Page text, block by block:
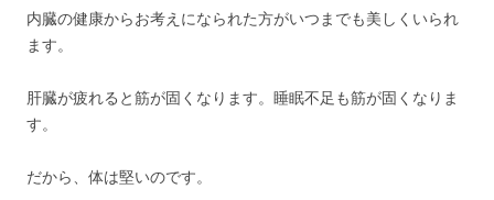
内臓の健康からお考えになられた方がいつまでも美しくいられ
ます。
肝臓が疲れると筋が固くなります。睡眠不足も筋が固くなりま
す。
だから、体は堅いのです。